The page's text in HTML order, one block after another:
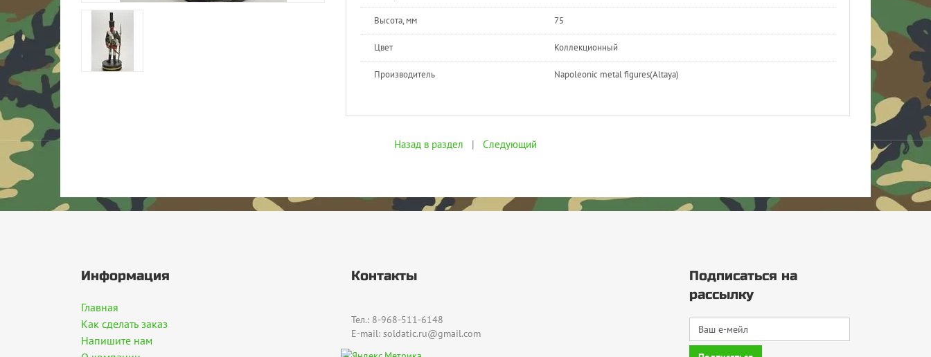
Высота, мм 75
Цвет Коллекционный
Производитель Napoleonic metal figures(Altaya)
Назад в раздел | Следующий
Информация
Главная
Как сделать заказ
Напишите нам
Контакты
Тел.: 8-968-511-6148
E-mail: soldatic.ru@gmail.com
Подписаться на
рассылку